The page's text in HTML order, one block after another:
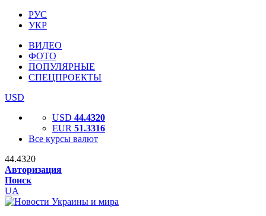
РУС
УКР
ВИДЕО
ФОТО
ПОПУЛЯРНЫЕ
СПЕЦПРОЕКТЫ
USD
USD 44.4320
EUR 51.3316
Все курсы валют
44.4320
Авторизация
Поиск
UA